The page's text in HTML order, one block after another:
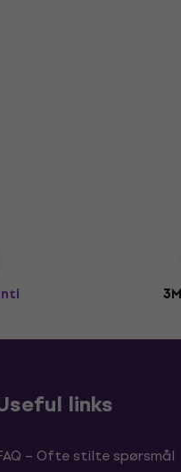
links
– Ofte stilte spørsmål